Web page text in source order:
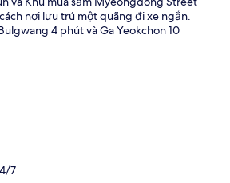
nơi lưu trú một quãng đi xe ngắn.
4 phút và Ga Yeokchon 10
7